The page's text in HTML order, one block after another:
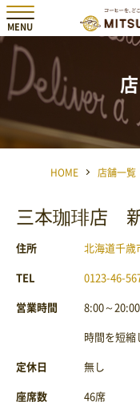
MENU
MMC 三本
HOME 店舗一覧
三本珈琲店
住所 北海道千
TEL 0123-46-
営業時間 8:00～
時間を短縮
定休日 無し
座席数 46席